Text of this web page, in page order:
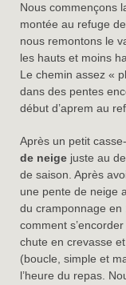
Nous commençons
montée au refuge
nous remontons le
les hauts et moins
Le chemin assez «
dans des pentes
début d’aprem au
Après un petit
de neige juste au
de saison. Après
une pente de neige
du cramponnage
comment
chute en crevasse
(boucle, simple et
l’heure du repas.